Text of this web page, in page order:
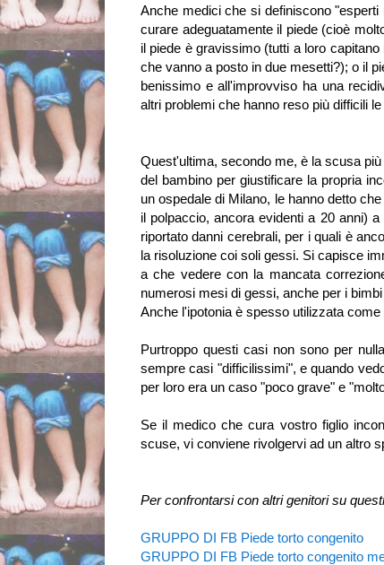
Anche medici che si definiscono
curare adeguatamente il piede (cioè
il piede è gravissimo (tutti a loro
che vanno a posto in due mesetti?); o il
benissimo e all'improvviso ha una
altri problemi che hanno reso più difficili
Quest'ultima, secondo me, è la scusa
del bambino per giustificare la propria
un ospedale di Milano, le hanno detto
il polpaccio, ancora evidenti a 20 anni)
riportato danni cerebrali, per i quali è
la risoluzione coi soli gessi. Si capisce
a che vedere con la mancata
numerosi mesi di gessi, anche per i
Anche l'ipotonia è spesso utilizzata
Purtroppo questi casi non sono per
sempre casi "difficilissimi", e quando
per loro era un caso "poco grave" e
Se il medico che cura vostro figlio
scuse, vi conviene rivolgervi ad un altro
Per confrontarsi con altri genitori su
GRUPPO DI FB Piede torto congenito
GRUPPO DI FB Piede torto congenito